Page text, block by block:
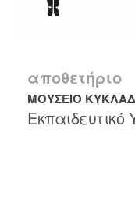
αποθετήριο
ΜΟΥΣΕΙΟ
Εκπαιδευτικό